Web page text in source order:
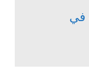
في